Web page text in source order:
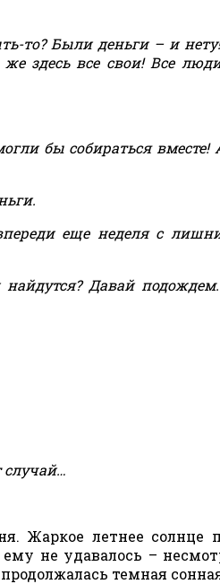
то? Были деньги – и
здесь все свои! Все
бы собираться
еще неделя с
Давай
случай…
Жаркое летнее солнце
не удавалось –
темная